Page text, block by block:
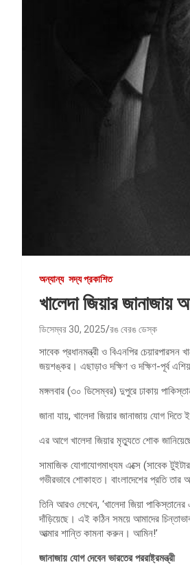
অন্যান্য সদ্য প্রকাশিত
খালেদা জিয়ার জানাজায়
ডিসেম্বর 30, 2025 রঙ বেরঙ ডেস্ক
সাবেক প্রধানমন্ত্রী ও বিএনপির চেয়ারপারসন
জয়শঙ্কর। এছাড়াও দক্ষিণ ও দক্ষিণ-পূর্ব
মঙ্গলবার (৩০ ডিসেম্বর) দুপুরে ঢাকায়
জানা যায়, খালেদা জিয়ার জানাজায় যোগ
এর আগে খালেদা জিয়ার মৃত্যুতে শোক
সামাজিক যোগাযোগমাধ্যম এক্সে (সাবেক
গভীরভাবে শোকাহত। বাংলাদেশের প্রতি
তিনি আরও লেখেন, ‘খালেদা জিয়া
দাঁড়িয়েছে। এই কঠিন সময়ে আমাদের
আত্মার শান্তি কামনা করুন। আমিন!’
জানাজায় যোগ দেবেন ভারতের পররাষ্ট্রমন্ত্রী